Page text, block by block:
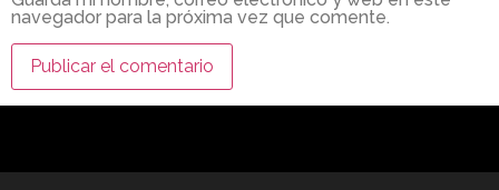
navegador para la próxima vez que comente.